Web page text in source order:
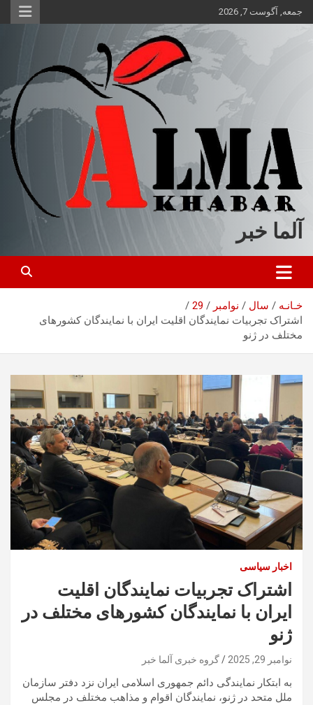
محتوا
جمعه, آگوست 7, 2026
آلما خبر
خـانـه سال نوامبر
29
اشتراک تجربیات نمایندگان اقلیت ایران با نمایندگان کشورهای
مختلف در ژنو
اخبار سیاسی
اشتراک تجربیات نمایندگان اقلیت
ایران با نمایندگان کشورهای مختلف در
ژنو
نوامبر 29, 2025 گروه خبری آلما خبر
به ابتکار نمایندگی دائم جمهوری اسلامی ایران نزد دفتر سازمان
ملل متحد در ژنو، نمایندگان اقوام و مذاهب مختلف در مجلس